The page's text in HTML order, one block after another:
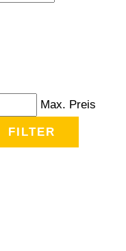
Max. Preis
FILTER